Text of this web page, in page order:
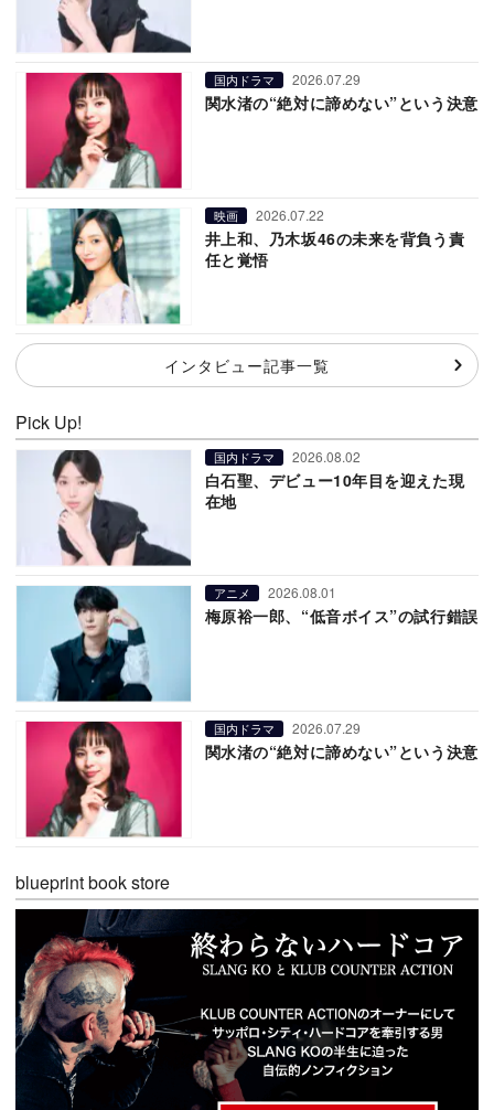
国内ドラマ 2026.07.29
関水渚の“絶対に諦めない”という決意
映画 2026.07.22
井上和、乃木坂46の未来を背負う責
任と覚悟
インタビュー記事一覧
Pick Up!
国内ドラマ 2026.08.02
白石聖、デビュー10年目を迎えた現
在地
アニメ 2026.08.01
梅原裕一郎、“低音ボイス”の試行錯誤
国内ドラマ 2026.07.29
関水渚の“絶対に諦めない”という決意
blueprint book store